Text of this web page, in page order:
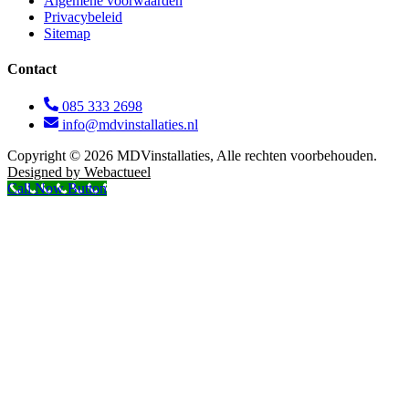
Privacybeleid
Sitemap
Contact
085 333 2698
info@mdvinstallaties.nl
Copyright © 2026 MDVinstallaties, Alle rechten voorbehouden.
Designed by Webactueel
Call Now Button